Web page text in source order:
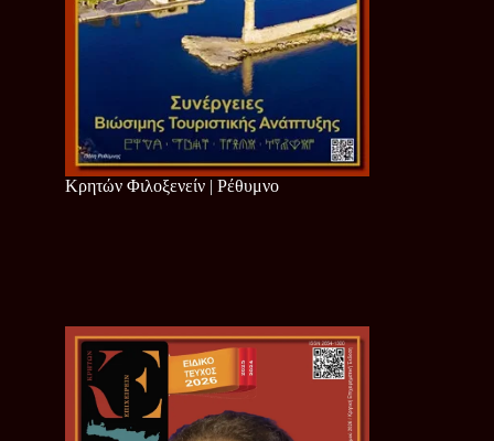
Κρητών Φιλοξενείν | Ρέθυμνο